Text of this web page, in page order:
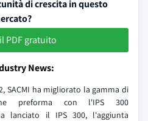
di crescita in questo
PDF gratuito
News:
SACMI ha migliorato la gamma di
preforma con l'IPS 300
lanciato il IPS 300, l'aggiunta